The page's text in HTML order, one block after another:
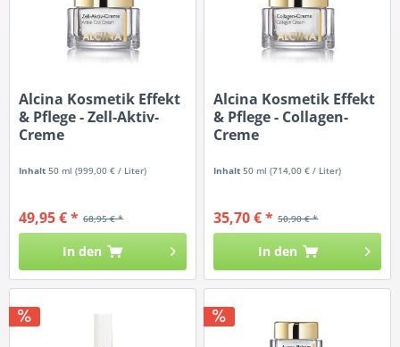
Alcina Kosmetik Effekt
& Pflege - Zell-Aktiv-
Creme
Inhalt50 ml(999,00 € / Liter)
68,95 € *
49,95 € *
In den
Alcina Kosmetik Effekt
& Pflege - Collagen-
Creme
Inhalt50 ml(714,00 € / Liter)
50,90 € *
35,70 € *
In den